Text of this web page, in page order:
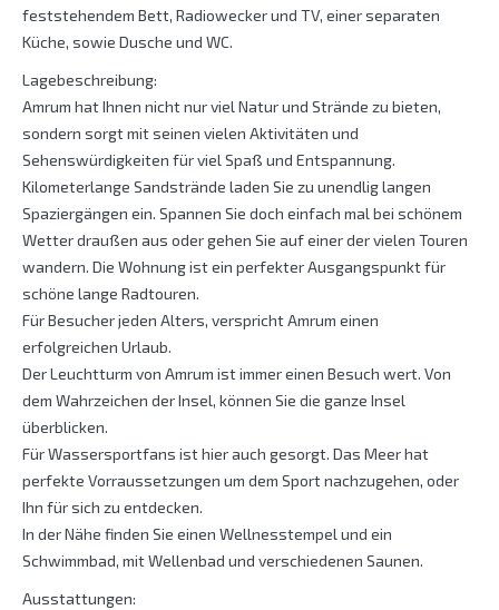
feststehendem Bett, Radiowecker und TV, einer separaten
Küche, sowie Dusche und WC.
Lagebeschreibung:
Amrum hat Ihnen nicht nur viel Natur und Strände zu bieten,
sondern sorgt mit seinen vielen Aktivitäten und
Sehenswürdigkeiten für viel Spaß und Entspannung.
Kilometerlange Sandstrände laden Sie zu unendlig langen
Spaziergängen ein. Spannen Sie doch einfach mal bei schönem
Wetter draußen aus oder gehen Sie auf einer der vielen Touren
wandern. Die Wohnung ist ein perfekter Ausgangspunkt für
schöne lange Radtouren.
Für Besucher jeden Alters, verspricht Amrum einen
erfolgreichen Urlaub.
Der Leuchtturm von Amrum ist immer einen Besuch wert. Von
dem Wahrzeichen der Insel, können Sie die ganze Insel
überblicken.
Für Wassersportfans ist hier auch gesorgt. Das Meer hat
perfekte Vorraussetzungen um dem Sport nachzugehen, oder
Ihn für sich zu entdecken.
In der Nähe finden Sie einen Wellnesstempel und ein
Schwimmbad, mit Wellenbad und verschiedenen Saunen.
Ausstattungen: